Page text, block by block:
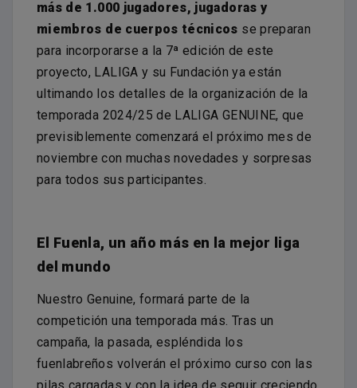
más de 1.000 jugadores, jugadoras y
miembros de cuerpos técnicos se preparan
para incorporarse a la 7ª edición de este
proyecto, LALIGA y su Fundación ya están
ultimando los detalles de la organización de la
temporada 2024/25 de LALIGA GENUINE, que
previsiblemente comenzará el próximo mes de
noviembre con muchas novedades y sorpresas
para todos sus participantes.
El Fuenla, un año más en la mejor liga
del mundo
Nuestro Genuine, formará parte de la
competición una temporada más. Tras un
campaña, la pasada, espléndida los
fuenlabreños volverán el próximo curso con las